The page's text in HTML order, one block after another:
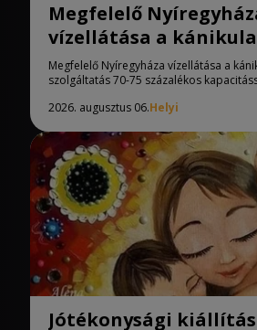
Megfelelő
vízellátása a
Megfelelő Nyíregyháza vízellátása a
szolgáltatás 70-75 százalékos
2026. augusztus 06.Helyi
Jótékonysági